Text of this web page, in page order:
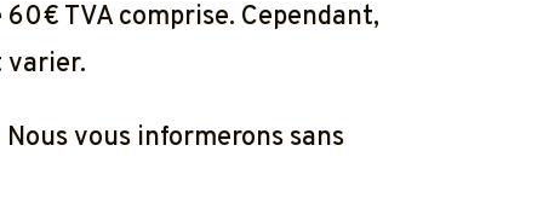
TVA comprise. Cependant,
varier.
vous informerons sans